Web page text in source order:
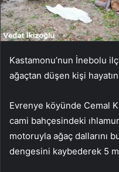
Kastamonu’nun İnebolu
ağaçtan düşen kişi
Evrenye köyünde Cemal
cami bahçesindeki
motoruyla ağaç dallarını
dengesini kaybederek 5